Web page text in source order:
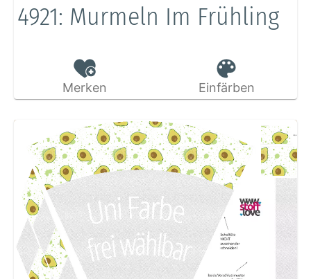
4921: Murmeln Im Frühling
Merken Einfärben